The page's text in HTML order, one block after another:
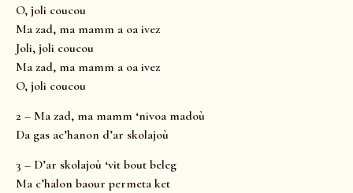
O, joli coucou
Ma zad, ma mamm a oa ivez
Joli, joli coucou
Ma zad, ma mamm a oa ivez
O, joli coucou
2 – Ma zad, ma mamm ‘nivoa madoù
Da gas ac’hanon d’ar skolajoù
3 – D’ar skolajoù ‘vit bout beleg
Ma c’halon baour permeta ket